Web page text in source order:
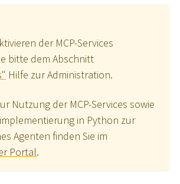
der MCP-Services
bitte dem Abschnitt
Hilfe zur Administration.
Nutzung der MCP-Services sowie
in Python zur
Agenten finden Sie im
Portal.